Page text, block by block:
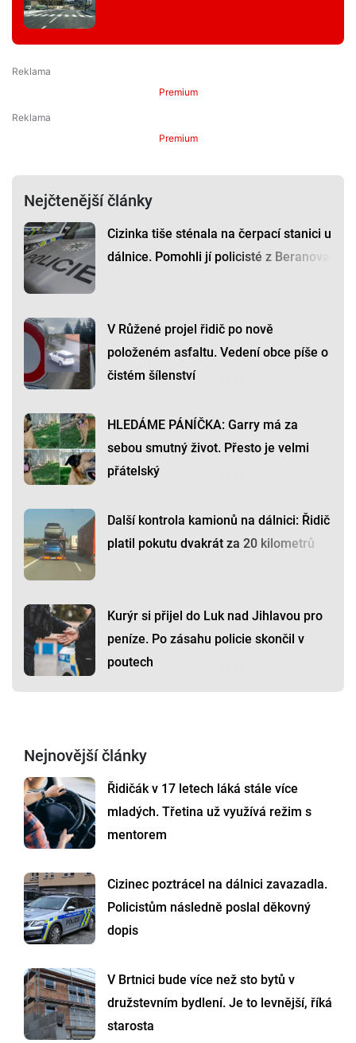
Premium
Premium
Nejčtenější články
Cizinka tiše sténala na čerpací stanici u
dálnice. Pomohli jí policisté z Beranova
V Růžené projel řidič po nově
položeném asfaltu. Vedení obce píše o
čistém šílenství
HLEDÁME PÁNÍČKA: Garry má za
sebou smutný život. Přesto je velmi
přátelský
Další kontrola kamionů na dálnici: Řidič
platil pokutu dvakrát za 20 kilometrů
Kurýr si přijel do Luk nad Jihlavou pro
peníze. Po zásahu policie skončil v
poutech
Nejnovější články
Řidičák v 17 letech láká stále více
mladých. Třetina už využívá režim s
mentorem
Cizinec poztrácel na dálnici zavazadla.
Policistům následně poslal děkovný
dopis
V Brtnici bude více než sto bytů v
družstevním bydlení. Je to levnější, říká
starosta